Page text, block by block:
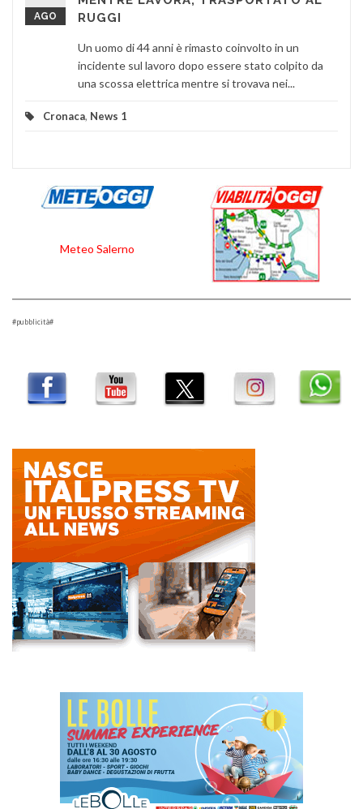
AGO
RUGGI
Un uomo di 44 anni è rimasto coinvolto in un
incidente sul lavoro dopo essere stato colpito da
una scossa elettrica mentre si trovava nei...
Cronaca, News 1
Meteo Salerno
#pubblicità#